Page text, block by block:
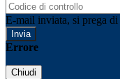
E-mail inviata, si prega
Errore
Chiudi